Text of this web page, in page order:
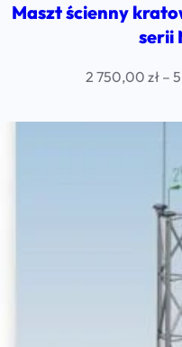
Maszt ścienny
serii
2 750,00 zł –